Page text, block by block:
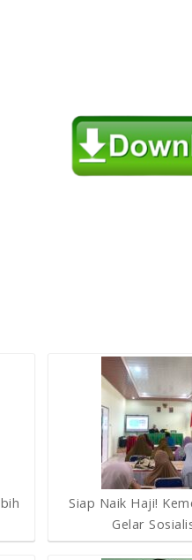
Siap Naik Haji!
Gelar